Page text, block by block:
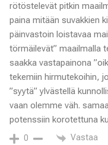
rötöstelevät pitkin
paina mitään suvakkien
päinvastoin loistavaa
törmäilevät” maailmalla
saakka vastapainona
tekemiin hirmutekoihin,
”syytä” ylvästellä
vaan olemme väh.
potenssiin korotettuna
0 Vastaa